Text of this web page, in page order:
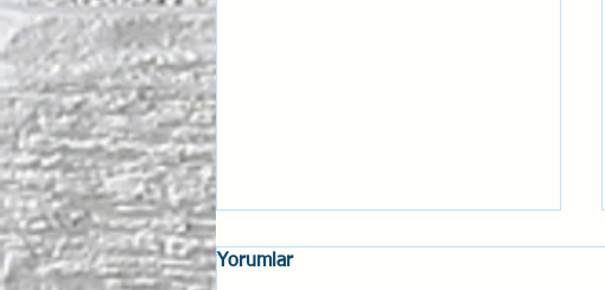
Yorumlar